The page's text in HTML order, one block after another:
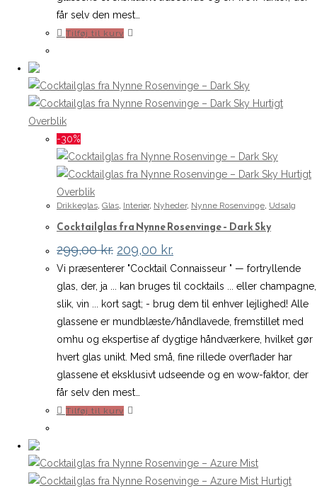
får selv den mest…
Tilføj til kurv
Hurtigt
Overblik
-30%
Hurtigt
Overblik
Drikkeglas, Glas, Interiør, Nyheder, Nynne Rosenvinge, Udsalg
Cocktailglas fra Nynne Rosenvinge – Dark Sky
299,00kr. Den
oprindelige
pris
var:
299,00 kr..
209,00 kr.
aktuelle
pris
er:
209,00 kr..
Vi præsenterer "Cocktail Connaisseur " — fortryllende
glas, der, ja ... kan bruges til cocktails ... eller champagne,
slik, vin ... kort sagt; - brug dem til enhver lejlighed! Alle
glassene er mundblæste/håndlavede, fremstillet med
omhu og ekspertise af dygtige håndværkere, hvilket gør
hvert glas unikt. Med små, fine rillede overflader har
glassene et eksklusivt udseende og en wow-faktor, der
får selv den mest…
Tilføj til kurv
Hurtigt